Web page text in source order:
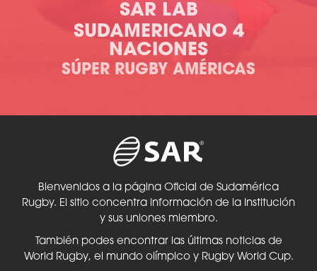
SAR LAB
SUDAMERICANO 4
NACIONES
SÚPER RUGBY AMÉRICAS
Bienvenidos a la página Oficial de Sudamérica
Rugby. El sitio concentra información de la Institución
y sus uniones miembro.
También podes encontrar las últimas noticias de
World Rugby, el mundo olímpico y Rugby World Cup.